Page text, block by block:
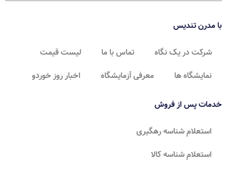
با مدرن تندیس
شرکت در یک نگاه تماس با ما
لیست قیمت
نمایشگاه ها
معرفی آزمایشگاه اخبار روز خوردو
خدمات پس از فروش
استعلام شناسه رهگیری
استعلام شناسه کالا